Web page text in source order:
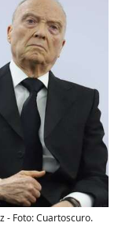
- Foto:Cuartoscuro.